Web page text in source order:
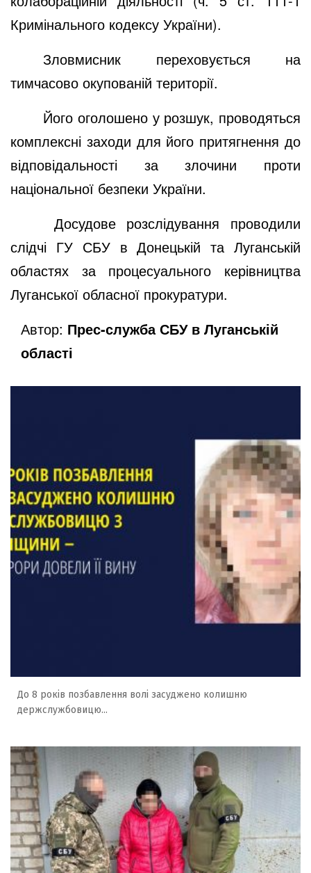
Кримінального кодексу України).
Зловмисник переховується на
тимчасово окупованій території.
Його оголошено у розшук, проводяться
комплексні заходи для його притягнення до
відповідальності за злочини проти
національної безпеки України.
Досудове розслідування проводили
слідчі ГУ СБУ в Донецькій та Луганській
областях за процесуального керівництва
Луганської обласної прокуратури.
Автор: Прес-служба СБУ в Луганській
області
До 8 років позбавлення волі засуджено колишню
держслужбовицю...